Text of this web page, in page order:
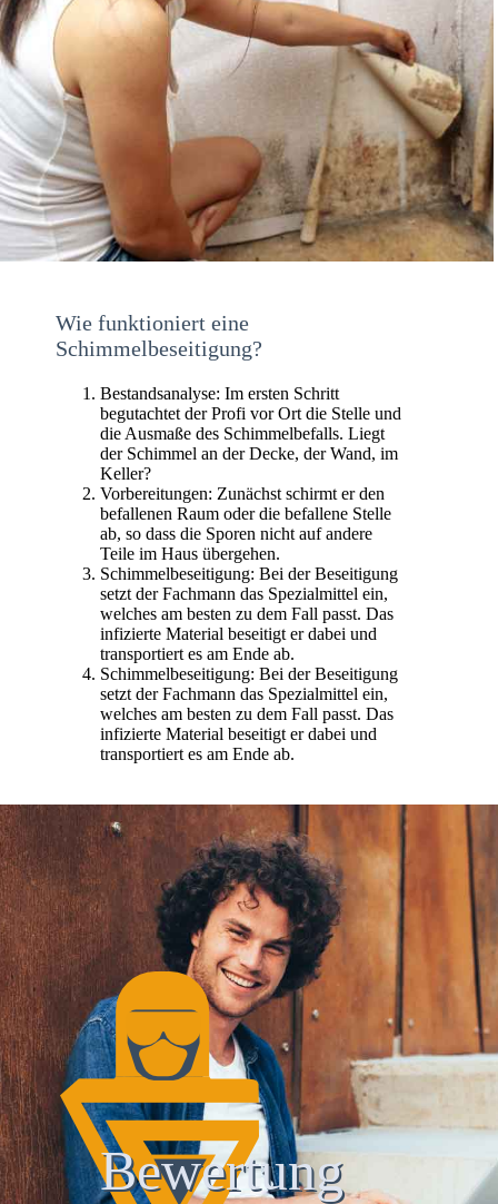
Wie funktioniert eine
Schimmelbeseitigung?
Bestandsanalyse: Im ersten Schritt
begutachtet der Profi vor Ort die Stelle und
die Ausmaße des Schimmelbefalls. Liegt
der Schimmel an der Decke, der Wand, im
Keller?
Vorbereitungen: Zunächst schirmt er den
befallenen Raum oder die befallene Stelle
ab, so dass die Sporen nicht auf andere
Teile im Haus übergehen.
Schimmelbeseitigung: Bei der Beseitigung
setzt der Fachmann das Spezialmittel ein,
welches am besten zu dem Fall passt. Das
infizierte Material beseitigt er dabei und
transportiert es am Ende ab.
Schimmelbeseitigung: Bei der Beseitigung
setzt der Fachmann das Spezialmittel ein,
welches am besten zu dem Fall passt. Das
infizierte Material beseitigt er dabei und
transportiert es am Ende ab.
Bewertung